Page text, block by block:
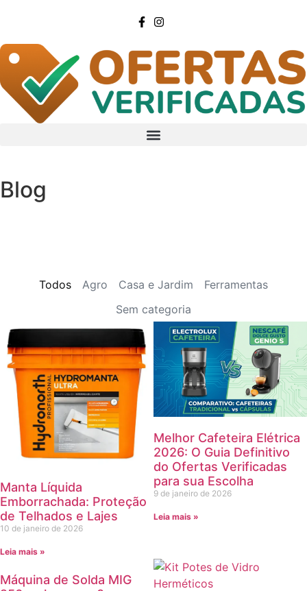
Blog
Agro Casa e Jardim
Ferramentas
Sem categoria
Todos
Manta Líquida
Emborrachada: Proteção
de Telhados e Lajes
10 de janeiro de 2026
Leia mais »
Melhor Cafeteira Elétrica
2026: O Guia Definitivo
do Ofertas Verificadas
para sua Escolha
9 de janeiro de 2026
Leia mais »
Máquina de Solda MIG